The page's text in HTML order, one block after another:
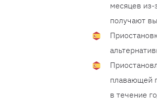
месяцев из-
получают
плавающей
в течение